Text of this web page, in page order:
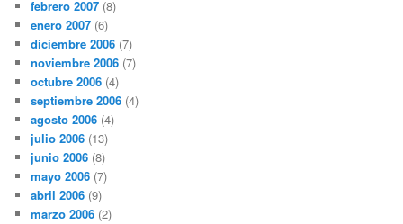
febrero 2007 (8)
enero 2007 (6)
diciembre 2006 (7)
noviembre 2006 (7)
octubre 2006 (4)
septiembre 2006 (4)
agosto 2006 (4)
julio 2006 (13)
junio 2006 (8)
mayo 2006 (7)
abril 2006 (9)
marzo 2006 (2)